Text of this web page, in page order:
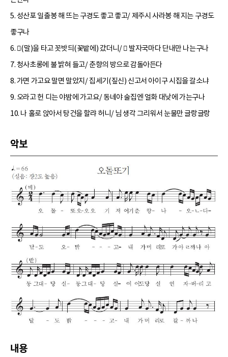
5. 성산포 일출봉 해 뜨는 구경도 좋고 좋고/ 제주시 사라봉 해 지는 구경도
좋구나
6. (말)을 타고 꼿밧듸(꽃밭에) 갔더니/  발자국마다 단내만 나는구나
7. 청사초롱에 불 밝혀 들고/ 춘향의 방으로 감돌아든다
8. 가면 가고요 말면 말았지/ 집세기(짚신) 신고서 아이구 시집을 갈소냐
9. 오라고 헌 디는 야밤에 가고요/ 동네야 술집엔 얼화 대낮에 가는구나
10. 나 홀로 앉아서 탕건을 할랴 허니/ 님 생각 그리워서 눈물만 글랑글랑
악보
내용